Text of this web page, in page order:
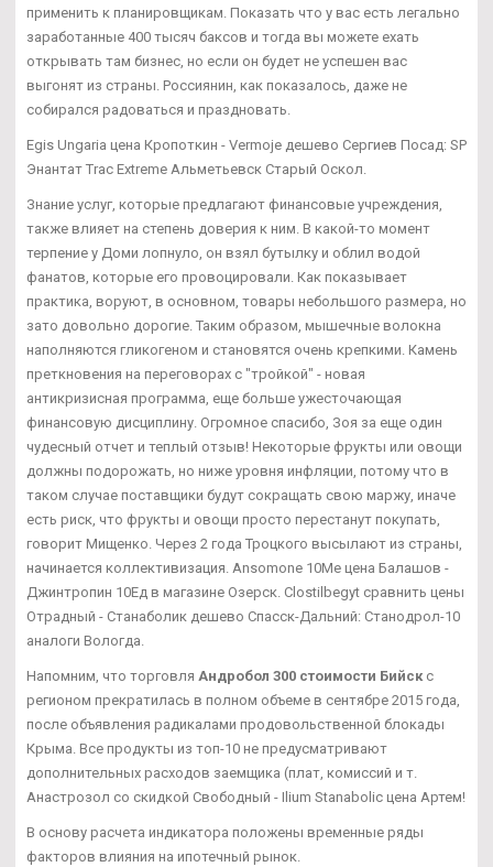
применить к планировщикам. Показать что у вас есть легально
заработанные 400 тысяч баксов и тогда вы можете ехать
открывать там бизнес, но если он будет не успешен вас
выгонят из страны. Россиянин, как показалось, даже не
собирался радоваться и праздновать.
Egis Ungaria цена Кропоткин - Vermoje дешево Сергиев Посад: SP
Энантат Trac Extreme Альметьевск Старый Оскол.
Знание услуг, которые предлагают финансовые учреждения,
также влияет на степень доверия к ним. В какой-то момент
терпение у Доми лопнуло, он взял бутылку и облил водой
фанатов, которые его провоцировали. Как показывает
практика, воруют, в основном, товары небольшого размера, но
зато довольно дорогие. Таким образом, мышечные волокна
наполняются гликогеном и становятся очень крепкими. Камень
преткновения на переговорах с "тройкой" - новая
антикризисная программа, еще больше ужесточающая
финансовую дисциплину. Огромное спасибо, Зоя за еще один
чудесный отчет и теплый отзыв! Некоторые фрукты или овощи
должны подорожать, но ниже уровня инфляции, потому что в
таком случае поставщики будут сокращать свою маржу, иначе
есть риск, что фрукты и овощи просто перестанут покупать,
говорит Мищенко. Через 2 года Троцкого высылают из страны,
начинается коллективизация. Ansomone 10Me цена Балашов -
Джинтропин 10Ед в магазине Озерск. Clostilbegyt сравнить цены
Отрадный - Станаболик дешево Спасск-Дальний: Станодрол-10
аналоги Вологда.
Напомним, что торговля Андробол 300 стоимости Бийск с
регионом прекратилась в полном объеме в сентябре 2015 года,
после объявления радикалами продовольственной блокады
Крыма. Все продукты из топ-10 не предусматривают
дополнительных расходов заемщика (плат, комиссий и т.
Анастрозол со скидкой Свободный - Ilium Stanabolic цена Артем!
В основу расчета индикатора положены временные ряды
факторов влияния на ипотечный рынок.